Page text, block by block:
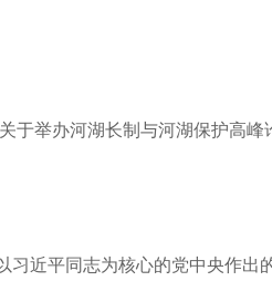
举办河湖长制与河湖保护高峰
近平同志为核心的党中央作出